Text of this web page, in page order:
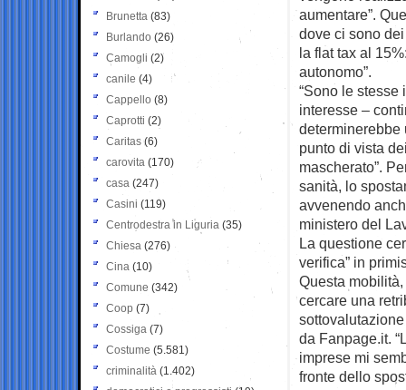
aumentare”.
dove ci sono
la flat tax al
autonomo”.
“Sono le stesse
interesse –
punto di vista
mascherato”.
sanità, lo
avvenendo
ministero del
La questione
verifica” in
Questa mobilità,
cercare una
da Fanpage.it.
imprese mi
fronte dello
Brunetta (83)
Burlando (26)
Camogli (2)
canile (4)
Cappello (8)
Caprotti (2)
Caritas (6)
carovita (170)
casa (247)
Casini (119)
Centrodestra in Liguria (35)
Chiesa (276)
Cina (10)
Comune (342)
Coop (7)
Cossiga (7)
Costume (5.581)
criminalità (1.402)